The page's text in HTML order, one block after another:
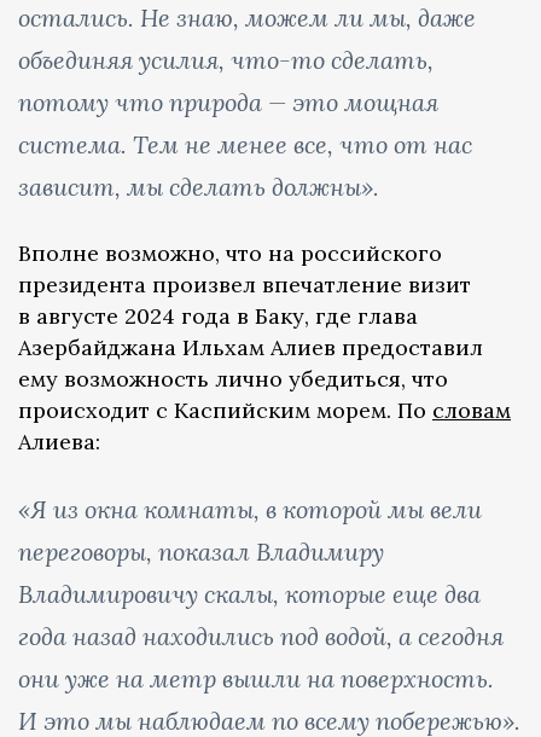
остались. Не знаю, можем ли мы, даже
объединяя усилия, что-то сделать,
потому что природа — это мощная
система. Тем не менее все, что от нас
зависит, мы сделать должны».
Вполне возможно, что на российского
президента произвел впечатление визит
в августе 2024 года в Баку, где глава
Азербайджана Ильхам Алиев предоставил
ему возможность лично убедиться, что
происходит с Каспийским морем. По словам
Алиева:
«Я из окна комнаты, в которой мы вели
переговоры, показал Владимиру
Владимировичу скалы, которые еще два
года назад находились под водой, а сегодня
они уже на метр вышли на поверхность.
И это мы наблюдаем по всему побережью».